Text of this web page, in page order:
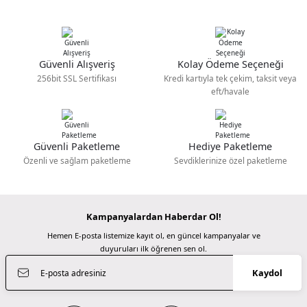
Ürün bilgilerinde hatalar bulunuyor.
Ürün fiyatı diğer sitelerden daha pahalı.
Bu ürüne benzer farklı alternatifler olmalı.
verdiğim sipariş bugün elime ulaştı
Ramazanda hızlı ve sapasağlam . Kolay
gelsin hayırlı ramazanlar.
Fatma KILIÇ | 28/02/2026
M... N... | 02/01/2026
Deneyimini Paylaş
Polarpro Goldstache Filtre - 82mm Threaded (GLDPL-82MM)
6.699,00 TL
Polarpro Goldstache Filtre - 67mm Threaded ( GLDPL-67MM)
PolarPro
Polarpro 77mm Armor UV Filtre (77-ARMR-UV)
5.999,00 TL
Güvenli Alışveriş
256bit SSL Sertifikası
Kolay Ödeme Seçeneği
Kredi kartıyla tek çekim, taksit veya
eft/havale
Güvenli Paketleme
Özenli ve sağlam paketleme
Hediye Paketleme
Sevdiklerinize özel paketleme
Kampanyalardan Haberdar Ol!
Hemen E-posta listemize kayıt ol, en güncel kampanyalar ve
duyuruları ilk öğrenen sen ol.
Kaydol